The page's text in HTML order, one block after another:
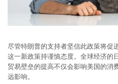
尽管特朗普的支持者坚信此政策将促
这一新政策持谨慎态度。全球经济的
贸易壁垒的提高不仅会影响美国的消
远影响。